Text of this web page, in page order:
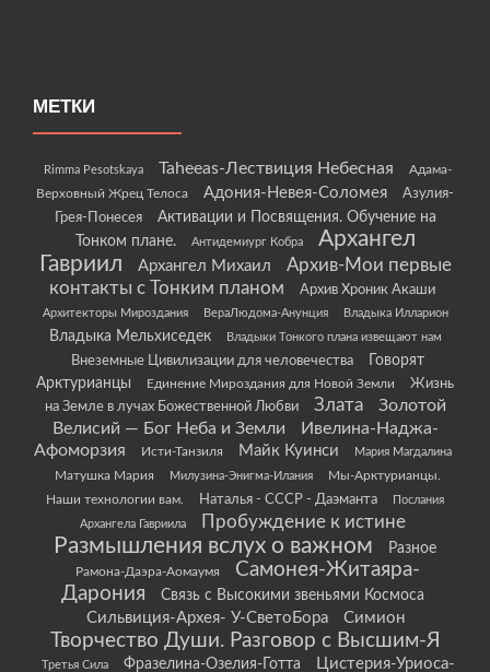
МЕТКИ
Rimma Pesotskaya Taheeas-Лествиция Небесная
Адама-
Верховный Жрец Телоса
Адония-Невея-Соломея
Азулия-
Грея-Понесея
Активации и Посвящения. Обучение на
Тонком плане.
Антидемиург Кобра
Архангел
Гавриил
Архангел Михаил
Архив-Мои первые
контакты с Тонким планом
Архив Хроник Акаши
Архитекторы Мироздания ВераЛюдома-Анунция Владыка Илларион
Владыка Мельхиседек Владыки Тонкого плана извещают нам
Внеземные Цивилизации для человечества
Говорят
Арктурианцы
Единение Мироздания для Новой Земли
Жизнь
на Земле в лучах Божественной Любви
Злата
Золотой
Велисий — Бог Неба и Земли
Ивелина-Наджа-
Афоморзия
Исти-Танзиля Майк Куинси Мария Магдалина
Матушка Мария Милузина-Энигма-Илания
Мы-Арктурианцы.
Наши технологии вам.
Наталья - СССР - Даэманта
Послания
Архангела Гавриила
Пробуждение к истине
Размышления вслух о важном Разное
Рамона-Даэра-Аомаумя
Самонея-Житаяра-
Дарония
Связь с Высокими звеньями Космоса
Сильвиция-Архея- У-СветоБора Симион
Творчество Души. Разговор с Высшим-Я
Третья Сила Фразелина-Озелия-Готта
Цистерия-Уриоса-